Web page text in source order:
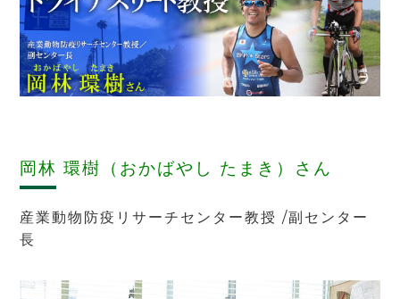
岡林 環樹（おかばやし たまき） さん
産業動物防疫リサーチセンター教授/副センター
長